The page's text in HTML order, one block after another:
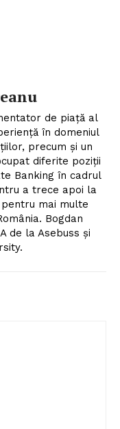
de piață al
în domeniul
precum și un
diferite poziții
Banking în cadrul
a trece apoi la
mai multe
Bogdan
de la Asebuss și